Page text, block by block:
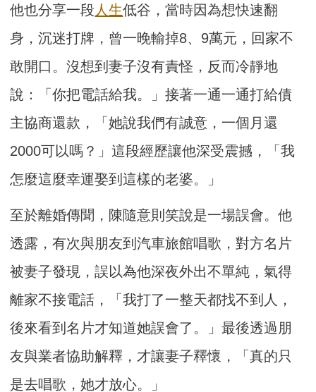
他也分享一段人生低谷，當時因為想快速翻
身，沉迷打牌，曾一晚輸掉8、9萬元，回家不
敢開口。沒想到妻子沒有責怪，反而冷靜地
說：「你把電話給我。」接著一通一通打給債
主協商還款，「她說我們有誠意，一個月還
2000可以嗎？」這段經歷讓他深受震撼，「我
怎麼這麼幸運娶到這樣的老婆。」
至於離婚傳聞，陳隨意則笑說是一場誤會。他
透露，有次與朋友到汽車旅館唱歌，對方名片
被妻子發現，誤以為他深夜外出不單純，氣得
離家不接電話，「我打了一整天都找不到人，
後來看到名片才知道她誤會了。」最後透過朋
友與業者協助解釋，才讓妻子釋懷，「真的只
是去唱歌，她才放心。」